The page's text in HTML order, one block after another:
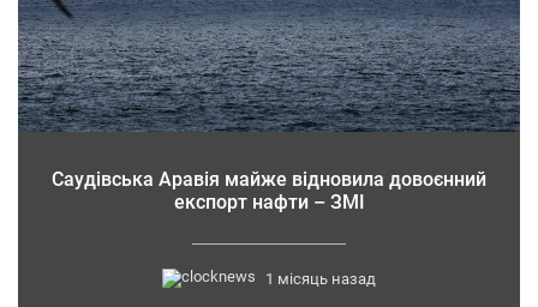
Саудівська Аравія майже відновила довоєнний
експорт нафти – ЗМІ
1 місяць назад